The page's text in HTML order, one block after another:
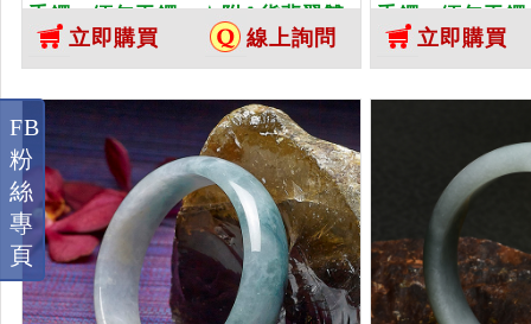
手鐲，緬甸玉鐲。★附A貨翡翠雙
證書立即購買 線上詢問
手鐲，緬甸玉
證書立即購買
FB
粉
絲
專
頁